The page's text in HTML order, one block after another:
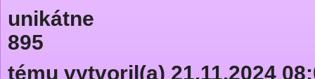
unikátne
895
tému vytvoril(a) 21.11.2024